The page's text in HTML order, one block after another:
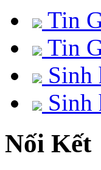
Tin
Tin
Sinh
Sinh
Nối Kết